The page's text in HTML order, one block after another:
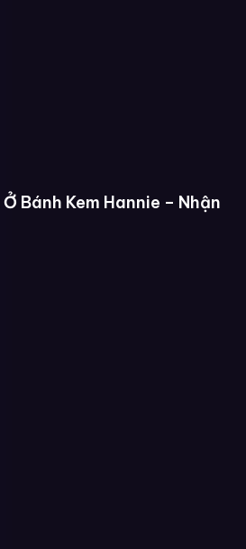
Bánh Kem Hannie – Nhận